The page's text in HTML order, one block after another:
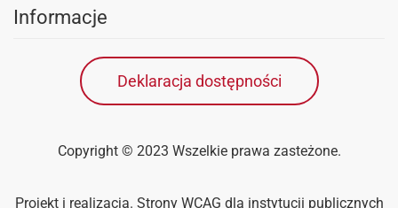
Informacje
Deklaracja dostępności
Copyright © 2023 Wszelkie prawa zasteżone.
Projekt i realizacja. Strony WCAG dla instytucji publicznych